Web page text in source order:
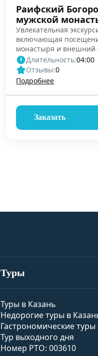
Раифский
мужской
Увлекательная
включающая
монастыря и внешний
всех Религий
Длительность:04:00
Отзывы:0
Подробнее
Заказать
Туры
Туры в Казань
Недорогие туры в
Гастрономические туры
Тур выходного дня
Номер РТО: 003610